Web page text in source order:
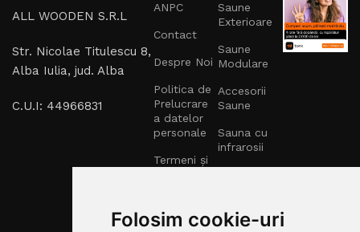
Folosim cookie-uri
ALL WOODEN S.R.L
Str. Nicolae Titulescu 8,
Alba Iulia, jud. Alba
C.U.I: 44966831
ANPC
Contact
Despre Noi
Politica de
Prelucrare
a datelor
personale
Termeni și
retur
Saune
Exterioare
Saune
Modulare
Accesorii
Saune
Sauna cu
infrarosii